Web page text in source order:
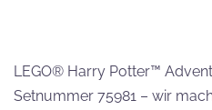
LEGO® Harry Potter™
Setnummer 75981 – wir